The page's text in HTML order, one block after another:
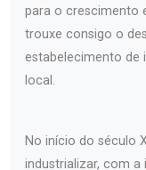
para o crescimento
trouxe consigo o
estabelecimento de
local.
No início do século
industrializar, com a